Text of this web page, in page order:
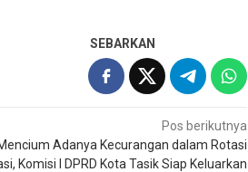
SEBARKAN
Pos berikutnya
Adanya Kecurangan dalam Rotasi
Komisi I DPRD Kota Tasik Siap Keluarkan